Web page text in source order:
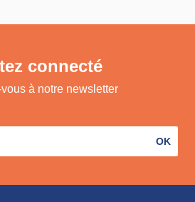
connecté
vous à notre newsletter
OK